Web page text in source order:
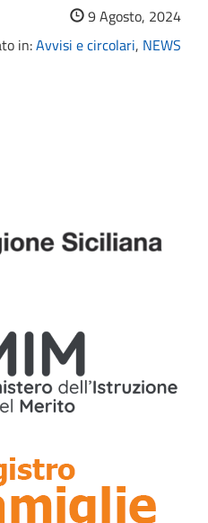
9 Agosto, 2024
in:Avvisi e circolari, NEWS